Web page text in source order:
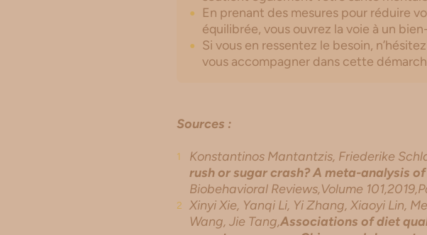
En prenant des mesures pour réduire
équilibrée, vous ouvrez la voie à un
Si vous en ressentez le besoin,
vous accompagner dans cette
Sources :
Konstantinos Mantantzis, Friederike
rush or sugar crash? A meta-analysis
Biobehavioral Reviews,Volume
Xinyi Xie, Yanqi Li, Yi Zhang, Xiaoyi Lin,
Wang, Jie Tang,Associations of diet